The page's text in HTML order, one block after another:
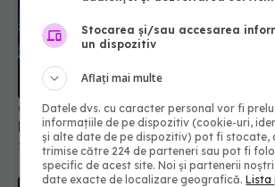
Ce trebuie să știe cei care au avut
Pericolul ascuns care îi atacă
19 aug 2025, 08:37
Stocarea și/sau accesarea
un dispozitiv
Aflați mai multe
Datele dvs. cu caracter personal vor fi
informațiile de pe dispozitiv (cookie-uri,
și alte date de pe dispozitiv) pot fi stocate,
trimise către 224 de parteneri sau pot fi
specific de acest site. Noi și partenerii
date exacte de localizare geografică.Lista